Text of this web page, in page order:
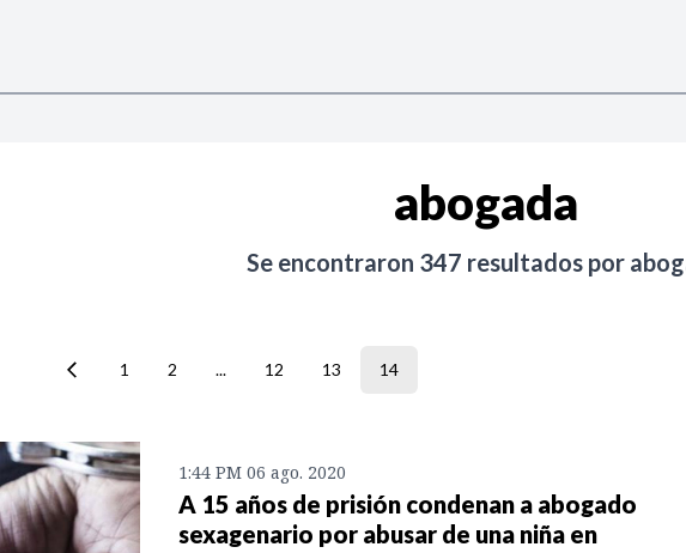
abogada
Se encontraron 347 resultados por
1 2 ... 12 13 14
1:44 PM 06 ago. 2020
A 15 años de prisión condenan a abogado
sexagenario por abusar de una niña en